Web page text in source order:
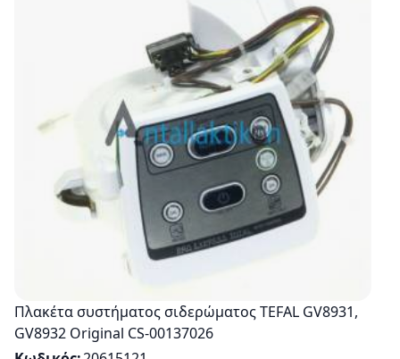
Πλακέτα συστήματος σιδερώματος TEFAL GV8931,
GV8932 Original CS-00137026